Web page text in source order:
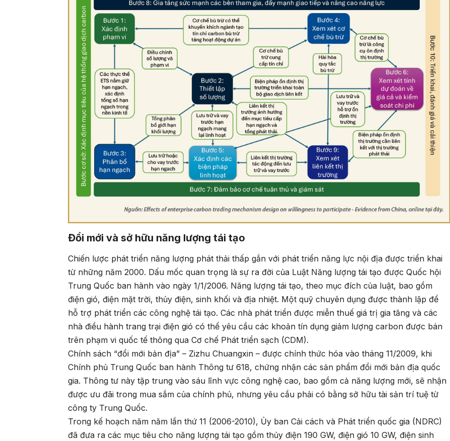
Đổi mới và sở hữu năng lượng tái tạo
Chiến lược phát triển năng lượng phát thải thấp gắn với phát triển năng lực nội địa được triển khai
từ những năm 2000. Dấu mốc quan trọng là sự ra đời của Luật Năng lượng tái tạo được Quốc hội
Trung Quốc ban hành vào ngày 1/1/2006. Năng lượng tái tạo, theo mục đích của luật, bao gồm
điện gió, điện mặt trời, thủy điện, sinh khối và địa nhiệt. Một quỹ chuyên dụng được thành lập để
hỗ trợ phát triển các công nghệ tái tạo. Các nhà phát triển được miễn thuế giá trị gia tăng và các
nhà điều hành trang trại điện gió có thể yêu cầu các khoản tín dụng giảm lượng carbon được bán
trên phạm vi quốc tế thông qua Cơ chế Phát triển sạch (CDM).
Chính sách “đổi mới bản địa” – Zizhu Chuangxin – được chính thức hóa vào tháng 11/2009, khi
Chính phủ Trung Quốc ban hành Thông tư 618, chứng nhận các sản phẩm đổi mới bản địa quốc
gia. Thông tư này tập trung vào sáu lĩnh vực công nghệ cao, bao gồm cả năng lượng mới, sẽ nhận
được ưu đãi trong mua sắm của chính phủ, nhưng yêu cầu phải có bằng sở hữu tài sản trí tuệ từ
công ty Trung Quốc.
Trong kế hoạch năm năm lần thứ 11 (2006-2010), Ủy ban Cải cách và Phát triển quốc gia (NDRC)
đã đưa ra các mục tiêu cho năng lượng tái tạo gồm thủy điện 190 GW, điện gió 10 GW, điện sinh